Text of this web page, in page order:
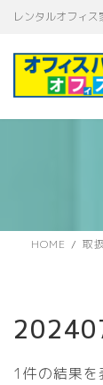
テ
ゲ
レンタルオフィ
HOME 取
1件の結果を